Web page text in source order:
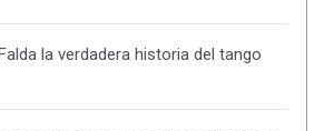
la verdadera historia del tango